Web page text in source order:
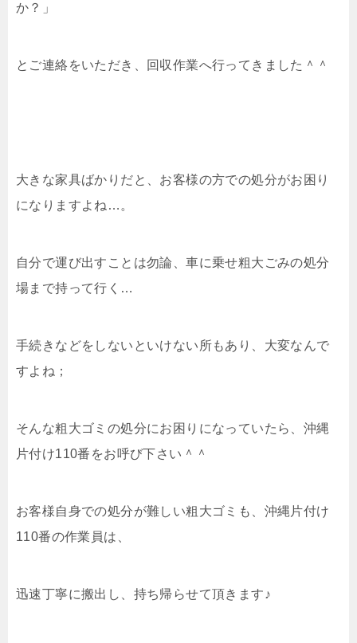
か？」
とご連絡をいただき、回収作業へ行ってきました＾＾
大きな家具ばかりだと、お客様の方での処分がお困り
になりますよね…。
自分で運び出すことは勿論、車に乗せ粗大ごみの処分
場まで持って行く…
手続きなどをしないといけない所もあり、大変なんで
すよね；
そんな粗大ゴミの処分にお困りになっていたら、沖縄
片付け110番をお呼び下さい＾＾
お客様自身での処分が難しい粗大ゴミも、沖縄片付け
110番の作業員は、
迅速丁寧に搬出し、持ち帰らせて頂きます♪